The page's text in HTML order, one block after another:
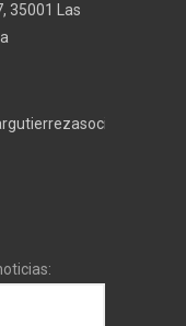
35001 Las